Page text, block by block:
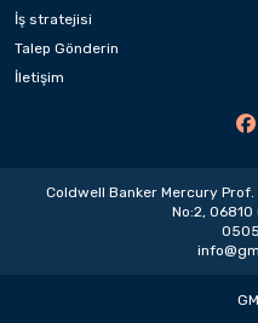
İş stratejisi
Talep Gönderin
İletişim
Coldwell Banker Mercury Prof.
No:2,